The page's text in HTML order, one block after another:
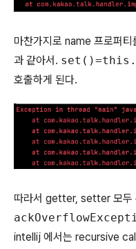
마찬가지로 name 프로퍼
과 같아서.
호출하게 된다.
따라서 getter, setter 모두
intellij 에서는 recursive